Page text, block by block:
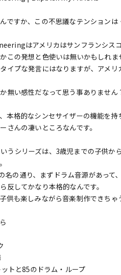
ですか、この不思議なテンションは
はアメリカはサンフランシスコ
この発想と色使いは無いかもしれま
イプな発言にはなりますが、アメ
無い感性だなって思う事ありません
本格的なシンセサイザーの機能を
さんの凄いところなんです。
うシリーズは、3歳児までの子供か
名の通り、まずドラム音源があっ
反してかなり本格的なんです。
供も楽しみながら音楽制作できちゃ
トと85のドラム・ループ